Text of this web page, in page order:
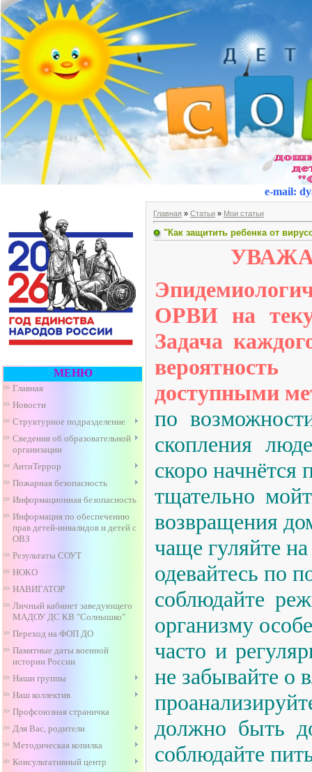
e-mail:
МЕНЮ
Главная
Новости
Структурное подразделение
Сведения об образовательной
организации
АнтиТеррор
Пожарная безопасность
Информационная безопасность
Информация по обеспечению
прав детей-инвалидов и детей с
ОВЗ
Результаты СОУТ
НОКО
НАВИГАТОР
Личный кабинет заведующего
МАДОУ ДС КВ "Солнышко"
Переход на ФОП ДО
Памятные даты военной
истории России
Наши группы
Наш коллектив
Профсоюзная страничка
Для Вас, родители
Методическая копилка
Консультативный центр
Главная » Статьи » Мои статьи
"Как защитить ребенка от
ОРВИ на
Задача
доступными
по
скопления
скоро
тщательно
возвращения
чаще гуляйте
одевайтесь по
соблюдайте
организму
часто и
не забывайте о
должно быть
соблюдайте